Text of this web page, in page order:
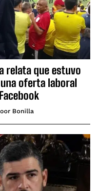
relata que estuvo
oferta laboral
Bonilla